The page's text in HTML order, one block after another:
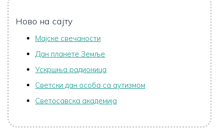
Ново на сајту
Мајске свечаности
Дан планете Земље
Ускршња радионица
Светски дан особа са аутизмом
Светосавска академија